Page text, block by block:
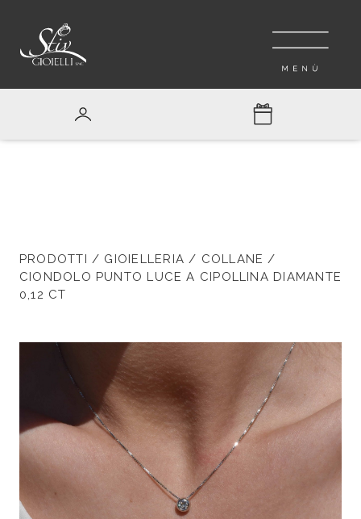
PRODOTTI / GIOIELLERIA / COLLANE /
CIONDOLO PUNTO LUCE A CIPOLLINA DIAMANTE
0,12 CT